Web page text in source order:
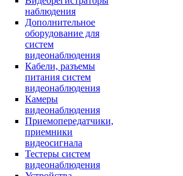
наблюдения
Дополнительное
оборудование для
систем
видеонаблюдения
Кабели, разъемы
питания систем
видеонаблюдения
Камеры
видеонаблюдения
Приемопередатчики,
приемники
видеосигнала
Тестеры систем
видеонаблюдения